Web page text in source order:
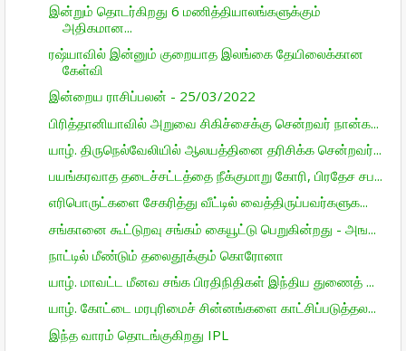
இன்றும் தொடர்கிறது 6 மணித்தியாலங்களுக்கும்
அதிகமான...
ரஷ்யாவில் இன்னும் குறையாத இலங்கை தேயிலைக்கான
கேள்வி
இன்றைய ராசிப்பலன் - 25/03/2022
பிரித்தானியாவில் அறுவை சிகிச்சைக்கு சென்றவர் நான்க...
யாழ். திருநெல்வேலியில் ஆலயத்தினை தரிசிக்க சென்றவர்...
பயங்கரவாத தடைச்சட்டத்தை நீக்குமாறு கோரி, பிரதேச சப...
எரிபொருட்களை சேகரித்து வீட்டில் வைத்திருப்பவர்களுக...
சங்கானை கூட்டுறவு சங்கம் கையூட்டு பெறுகின்றது - அங...
நாட்டில் மீண்டும் தலைதூக்கும் கொரோனா
யாழ். மாவட்ட மீனவ சங்க பிரதிநிதிகள் இந்திய துணைத் ...
யாழ். கோட்டை மரபுரிமைச் சின்னங்களை காட்சிப்படுத்தல...
இந்த வாரம் தொடங்குகிறது IPL